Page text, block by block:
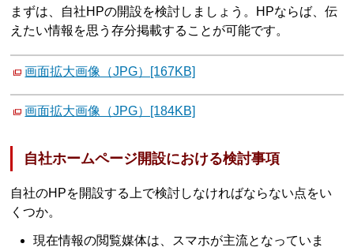
まずは、自社HPの開設を検討しましょう。HPならば、伝
えたい情報を思う存分掲載することが可能です。
画面拡大画像（JPG）[167KB]
画面拡大画像（JPG）[184KB]
自社ホームページ開設における検討事項
自社のHPを開設する上で検討しなければならない点をい
くつか。
現在情報の閲覧媒体は、スマホが主流となっていま